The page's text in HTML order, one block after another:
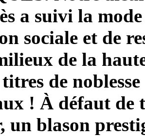
a suivi la
sociale et de
de la
de
! À défaut de
un blason